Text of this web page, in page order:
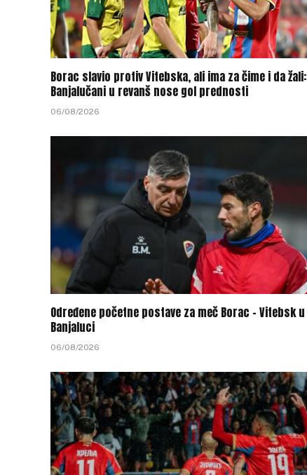
Borac slavio protiv Vitebska, ali ima za čime i da žali:
Banjalučani u revanš nose gol prednosti
06/08/2026
Određene početne postave za meč Borac – Vitebsk u
Banjaluci
06/08/2026